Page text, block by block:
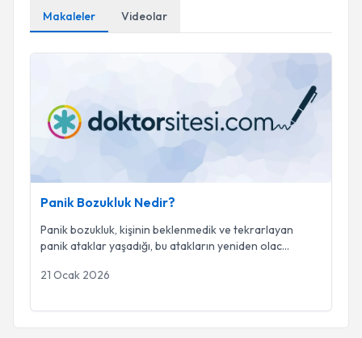
Makaleler Videolar
Panik Bozukluk Nedir?
Panik bozukluk, kişinin beklenmedik ve tekrarlayan
panik ataklar yaşadığı, bu atakların yeniden olac...
21 Ocak 2026